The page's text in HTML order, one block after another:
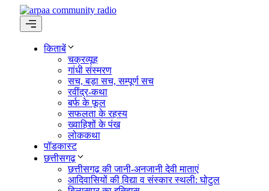
Skip
contentMenu
किताबें
चक्रव्यूह
गांधी संस्मरण
सच, बड़ा सच, सम्पूर्ण सच
रवींद्र-कथा
बर्फ के फूल
सफलता के रहस्य
ख्वाहिशों के पंख
लोककथा
पॉडकास्ट
छत्तीसगढ़
छत्तीसगढ़ की जानी-अनजानी देवी माताएं
आदिवासियों की वि़द्या व संस्कार स्थली: घोटुल